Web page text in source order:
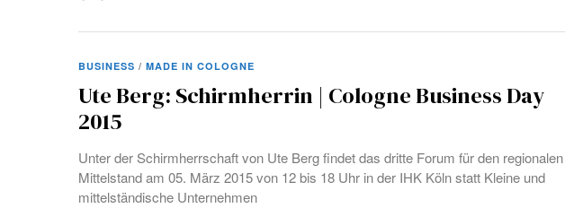
BUSINESS / MADE IN COLOGNE
Ute Berg: Schirmherrin | Cologne Business Day
2015
Unter der Schirmherrschaft von Ute Berg findet das dritte Forum für den regionalen
Mittelstand am 05. März 2015 von 12 bis 18 Uhr in der IHK Köln statt Kleine und
mittelständische Unternehmen